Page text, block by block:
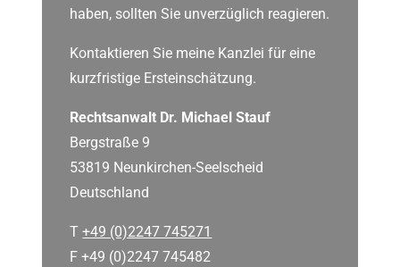
haben, sollten Sie unverzüglich reagieren.
Kontaktieren Sie meine Kanzlei für eine
kurzfristige Ersteinschätzung.
Rechtsanwalt Dr. Michael Stauf
Bergstraße 9
53819 Neunkirchen-Seelscheid
Deutschland
T+49 (0)2247 745271
F +49 (0)2247 745482